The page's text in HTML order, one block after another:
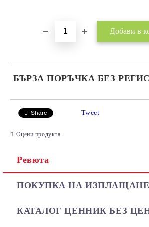
БЪРЗА ПОРЪЧКА БЕЗ
Ние ще се свържем с вас в рамките на
Share Tweet
Оцени продукта
Ревюта
ПОКУПКА НА ИЗПЛАЩАНЕ
КАТАЛОГ ЦЕННИК БЕЗ